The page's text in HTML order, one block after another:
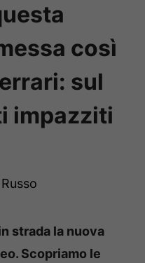
così
sul
impazziti
strada la nuova
Scopriamo le